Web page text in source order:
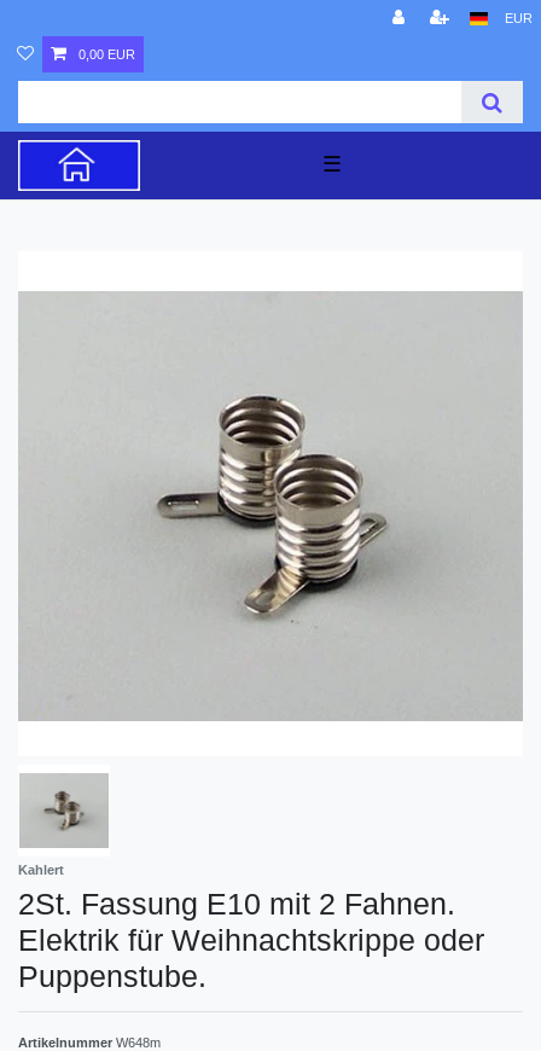
EUR
0,00 EUR
☰
Kahlert
2St. Fassung E10 mit 2 Fahnen.
Elektrik für Weihnachtskrippe oder
Puppenstube.
Artikelnummer W648m